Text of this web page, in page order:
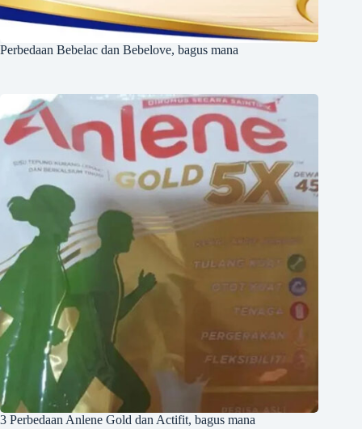
Perbedaan Bebelac dan Bebelove, bagus mana
3 Perbedaan Anlene Gold dan Actifit, bagus mana